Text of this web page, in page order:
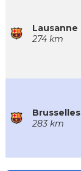
Lausanne
274 km
Brusselles
283 km